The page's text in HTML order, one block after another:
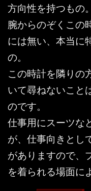
方向性を持つもの。
腕からのぞくこの
には無い、本当に
の。
この時計を隣りの
いて尋ねないこと
のです。
仕事用にスーツな
が、仕事向きとし
がありますので、
を着られる場面に